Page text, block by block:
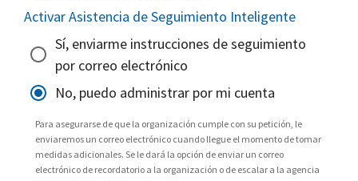
Activar Asistencia de Seguimiento Inteligente
Sí, enviarme instrucciones de seguimiento
por correo electrónico
No, puedo administrar por mi cuenta
Para asegurarse de que la organización cumple con su petición, le
enviaremos un correo electrónico cuando llegue el momento de tomar
medidas adicionales. Se le dará la opción de enviar un correo
electrónico de recordatorio a la organización o de escalar a la agencia